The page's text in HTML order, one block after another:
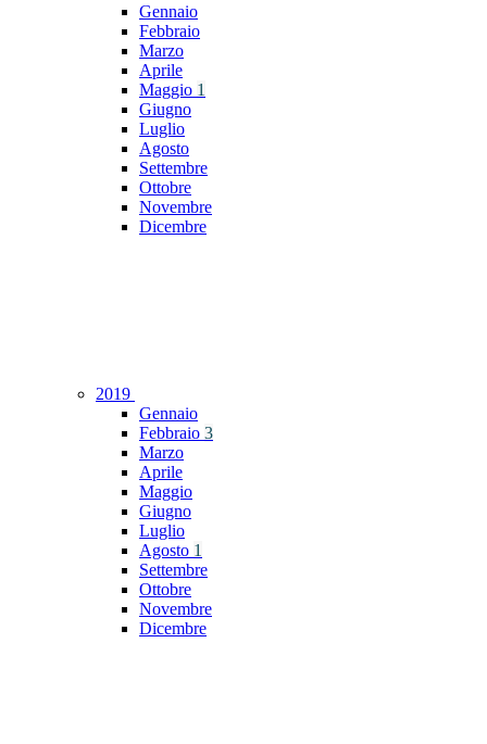
Gennaio
Febbraio
Marzo
Aprile
Maggio 1
Giugno
Luglio
Agosto
Settembre
Ottobre
Novembre
Dicembre
2019
Gennaio
Febbraio 3
Marzo
Aprile
Maggio
Giugno
Luglio
Agosto 1
Settembre
Ottobre
Novembre
Dicembre